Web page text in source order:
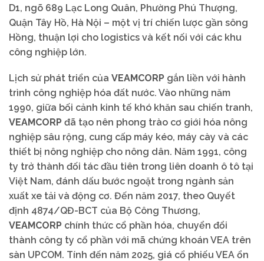
D1, ngõ 689 Lạc Long Quân, Phường Phú Thượng,
Quận Tây Hồ, Hà Nội – một vị trí chiến lược gần sông
Hồng, thuận lợi cho logistics và kết nối với các khu
công nghiệp lớn.
Lịch sử phát triển của VEAMCORP gắn liền với hành
trình công nghiệp hóa đất nước. Vào những năm
1990, giữa bối cảnh kinh tế khó khăn sau chiến tranh,
VEAMCORP đã tạo nên phong trào cơ giới hóa nông
nghiệp sâu rộng, cung cấp máy kéo, máy cày và các
thiết bị nông nghiệp cho nông dân. Năm 1991, công
ty trở thành đối tác đầu tiên trong liên doanh ô tô tại
Việt Nam, đánh dấu bước ngoặt trong ngành sản
xuất xe tải và động cơ. Đến năm 2017, theo Quyết
định 4874/QĐ-BCT của Bộ Công Thương,
VEAMCORP chính thức cổ phần hóa, chuyển đổi
thành công ty cổ phần với mã chứng khoán VEA trên
sàn UPCOM. Tính đến năm 2025, giá cổ phiếu VEA ổn